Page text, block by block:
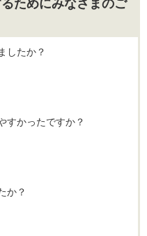
ためにみなさまのご
したか？
すかったですか？
か？